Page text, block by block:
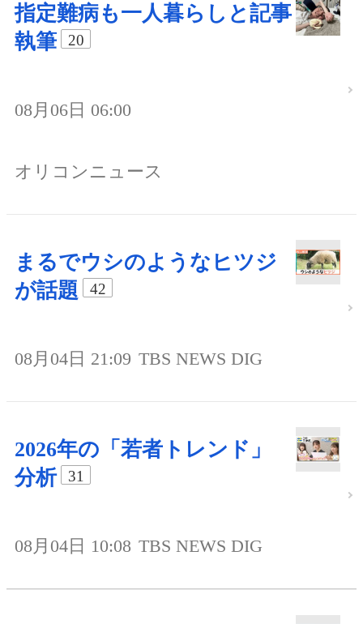
指定難病も一人暮らしと記事
執筆
20
08月06日 06:00
オリコンニュース
まるでウシのようなヒツジ
が話題
42
08月04日 21:09 TBS NEWS DIG
2026年の「若者トレンド」
分析
31
08月04日 10:08 TBS NEWS DIG